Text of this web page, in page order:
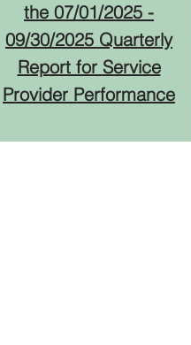
the 07/01/2025 -
09/30/2025 Quarterly
Report for Service
Provider Performance